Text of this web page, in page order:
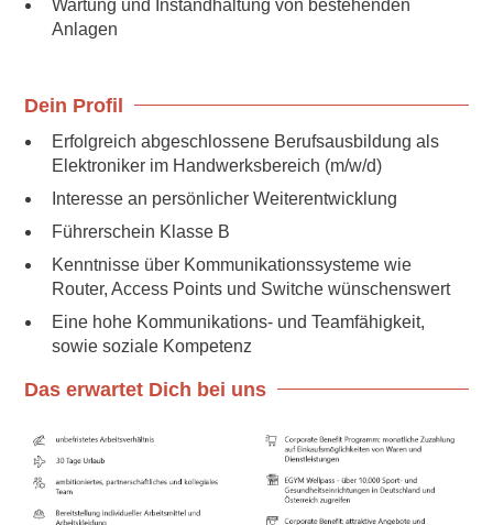
Wartung und Instandhaltung von bestehenden
Anlagen
Dein Profil
Erfolgreich abgeschlossene Berufsausbildung als
Elektroniker im Handwerksbereich (m/w/d)
Interesse an persönlicher Weiterentwicklung
Führerschein Klasse B
Kenntnisse über Kommunikationssysteme wie
Router, Access Points und Switche wünschenswert
Eine hohe Kommunikations- und Teamfähigkeit,
sowie soziale Kompetenz
Das erwartet Dich bei uns